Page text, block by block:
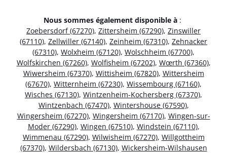
Nous sommes également disponible à :
Zoebersdorf (67270), Zittersheim (67290), Zinswiller
(67110), Zellwiller (67140), Zeinheim (67310), Zehnacker
(67310), Wolxheim (67120), Wolschheim (67700),
Wolfskirchen (67260), Wolfisheim (67202), Wœrth (67360),
Wiwersheim (67370), Wittisheim (67820), Wittersheim
(67670), Witternheim (67230), Wissembourg (67160),
Wisches (67130), Wintzenheim-Kochersberg (67370),
Wintzenbach (67470), Wintershouse (67590),
Wingersheim (67270), Wingersheim (67170), Wingen-sur-
Moder (67290), Wingen (67510), Windstein (67110),
Wimmenau (67290), Wilwisheim (67270), Willgottheim
(67370), Wildersbach (67130), Wickersheim-Wilshausen